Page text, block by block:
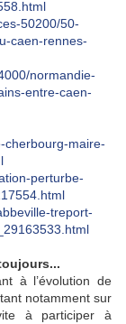
50200/50-
caen-rennes-
normandie-
entre-caen-
cherbourg-maire-
perturbe-
treport-
à l’évolution de
notamment sur
à participer à